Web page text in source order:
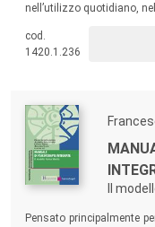
nell’utilizzo quotidiano,
alla musica), nella
psicoterapia.
cod.
1420.1.236
Il
Pensato principalmente